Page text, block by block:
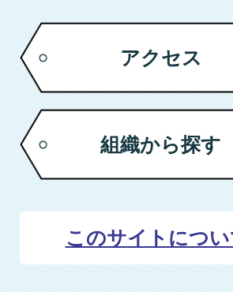
アクセス
組織から探す
このサイトについ